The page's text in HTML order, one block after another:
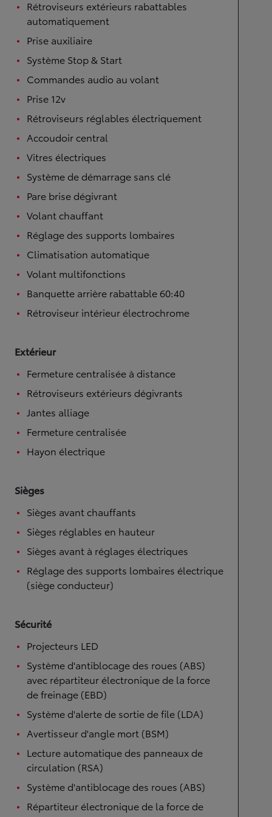
Rétroviseurs extérieurs rabattables
automatiquement
Prise auxiliaire
Système Stop & Start
Commandes audio au volant
Prise 12v
Rétroviseurs réglables électriquement
Accoudoir central
Vitres électriques
Système de démarrage sans clé
Pare brise dégivrant
Volant chauffant
Réglage des supports lombaires
Climatisation automatique
Volant multifonctions
Banquette arrière rabattable 60:40
Rétroviseur intérieur électrochrome
Extérieur
Fermeture centralisée à distance
Rétroviseurs extérieurs dégivrants
Jantes alliage
Fermeture centralisée
Hayon électrique
Sièges
Sièges avant chauffants
Sièges réglables en hauteur
Sièges avant à réglages électriques
Réglage des supports lombaires électrique
(siège conducteur)
Sécurité
Projecteurs LED
Système d'antiblocage des roues (ABS)
avec répartiteur électronique de la force
de freinage (EBD)
Système d'alerte de sortie de file (LDA)
Avertisseur d'angle mort (BSM)
Lecture automatique des panneaux de
circulation (RSA)
Système d'antiblocage des roues (ABS)
Répartiteur électronique de la force de